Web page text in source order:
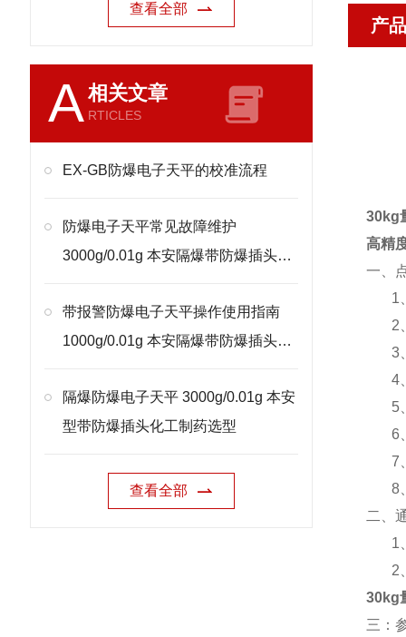
查看全部
A相关文章
RTICLES
EX-GB防爆电子天平的校准流程
防爆电子天平常见故障维护
3000g/0.01g 本安隔爆带防爆插头处
带报警防爆电子天平操作使用指南
1000g/0.01g 本安隔爆带防爆插头校
隔爆防爆电子天平 3000g/0.01g 本安
型带防爆插头化工制药选型
查看全部
产
30kg
高精
一、
1
2
3
4
5
6
7
8
二、
1
2
30kg
三：